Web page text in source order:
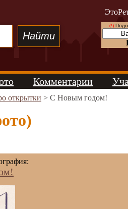
(!)
Комментарии
открытки > С Новым годом!